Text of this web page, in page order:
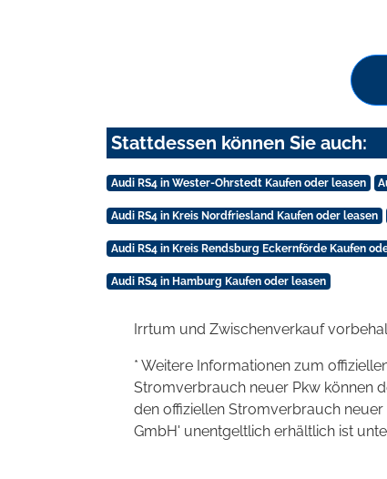
Stattdessen können Sie auch:
Audi RS4 in Wester-Ohrstedt Kaufen oder leasen
Audi RS4 in Kreis Nordfriesland Kaufen oder leasen
Audi RS4 in Kreis Rendsburg Eckernförde Kaufen
Audi RS4 in Hamburg Kaufen oder leasen
Irrtum und Zwischenverkauf
* Weitere Informationen zum
Stromverbrauch neuer Pkw können
den offiziellen Stromverbrauch
GmbH' unentgeltlich erhältlich ist